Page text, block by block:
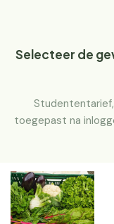
Selecteer de
toegepast na